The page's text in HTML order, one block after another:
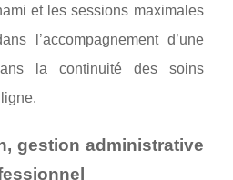
et les sessions maximales
l’accompagnement d’une
la continuité des soins
gestion administrative